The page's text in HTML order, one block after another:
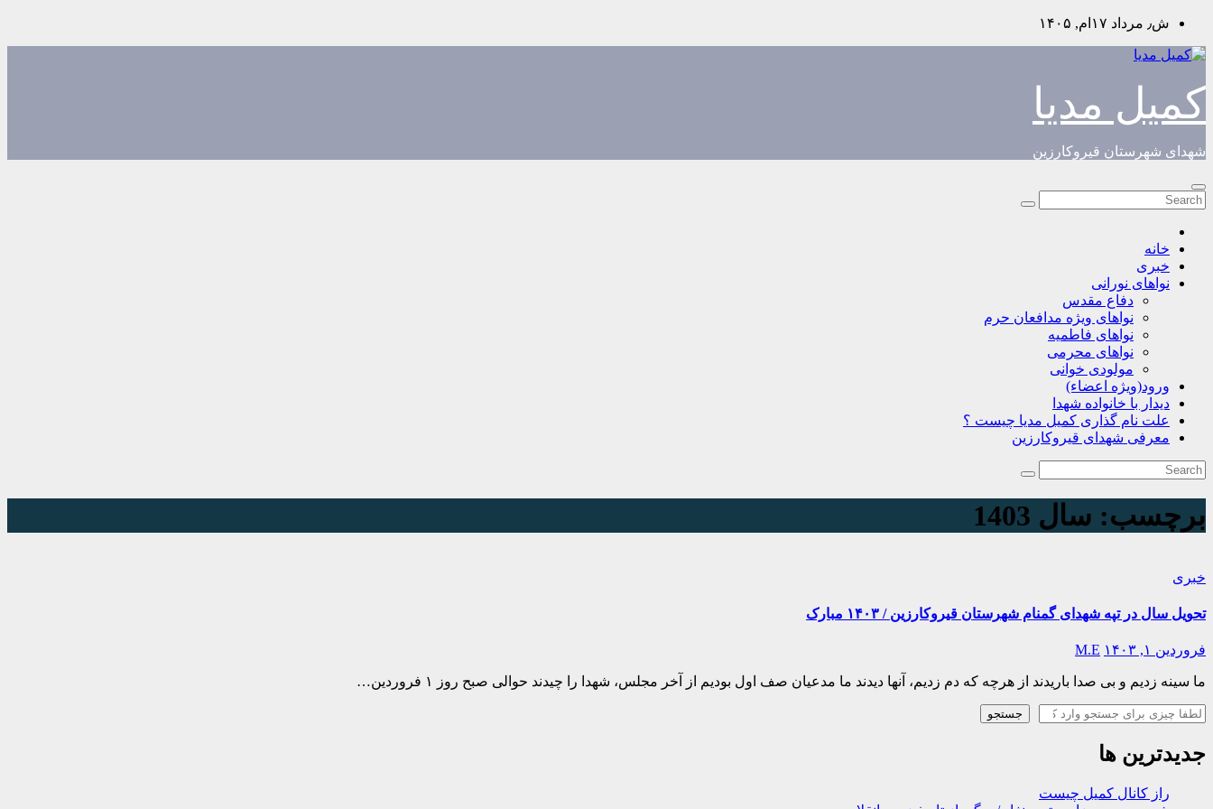
Skip
content
ش٫ مرداد ۱۷ام, ۱۴۰۵
کمیل مدیا
شهدای شهرستان قیروکارزین
خانه
خبری
نواهای نورانی
دفاع مقدس
نواهای ویژه مدافعان حرم
نواهای فاطمیه
نواهای محرمی
مولودی خوانی
ورود(ویژه اعضاء)
دیدار با خانواده شهدا
علت نام گذاری کمیل مدیا چیست ؟
معرفی شهدای قیروکارزین
برچسب: سال 1403
خبری
تحویل سال در تپه شهدای گمنام شهرستان قیروکارزین / ۱۴۰۳ مبارک
فروردین ۱, ۱۴۰۳ M.E
ما سینه زدیم و بی صدا باریدند از هرچه که دم زدیم، آنها دیدند ما مدعیان صف اول بودیم از آخر مجلس، شهدا را چیدند حوالی صبح روز ۱ فروردین…
جستجو
جستجو
جدیدترین ها
راز کانال کمیل چیست